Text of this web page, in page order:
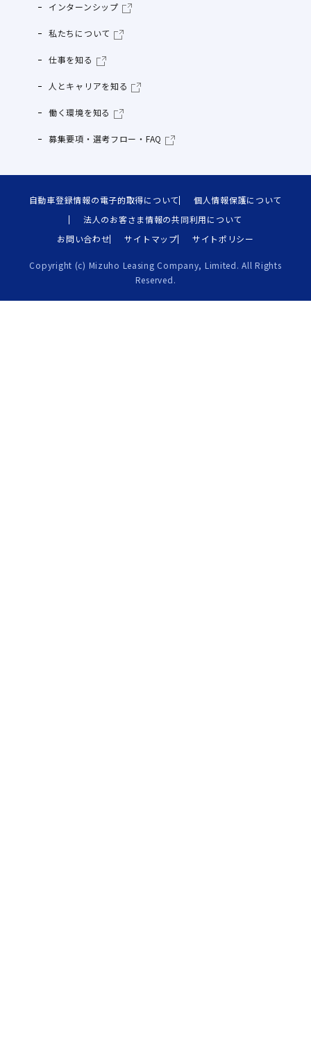
インターンシップ
私たちについて
仕事を知る
人とキャリアを知る
働く環境を知る
募集要項・選考フロー・FAQ
自動車登録情報の電子的取得について
個人情報保護について
法人のお客さま情報の共同利用について
お問い合わせ
サイトマップ サイトポリシー
Copyright (c) Mizuho Leasing Company, Limited. All Rights
Reserved.